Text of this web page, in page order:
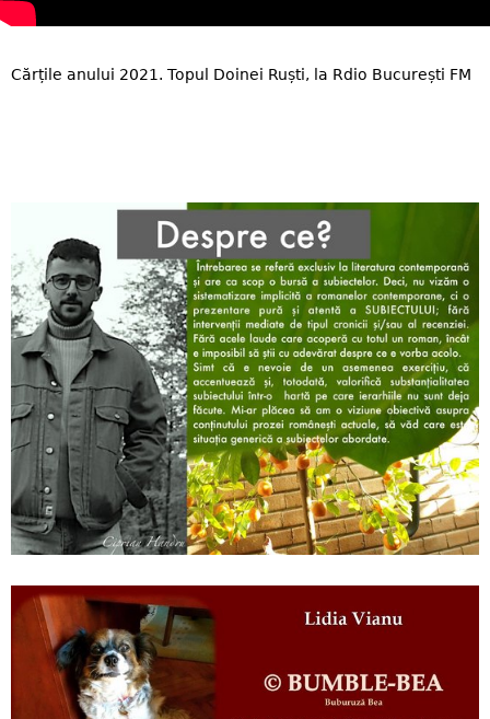
Cărțile anului 2021. Topul Doinei Ruști, la Rdio București FM